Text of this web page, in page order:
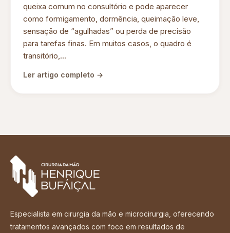
queixa comum no consultório e pode aparecer
como formigamento, dormência, queimação leve,
sensação de “agulhadas” ou perda de precisão
para tarefas finas. Em muitos casos, o quadro é
transitório,...
Ler artigo completo →
Especialista em cirurgia da mão e microcirurgia, oferecendo
tratamentos avançados com foco em resultados de